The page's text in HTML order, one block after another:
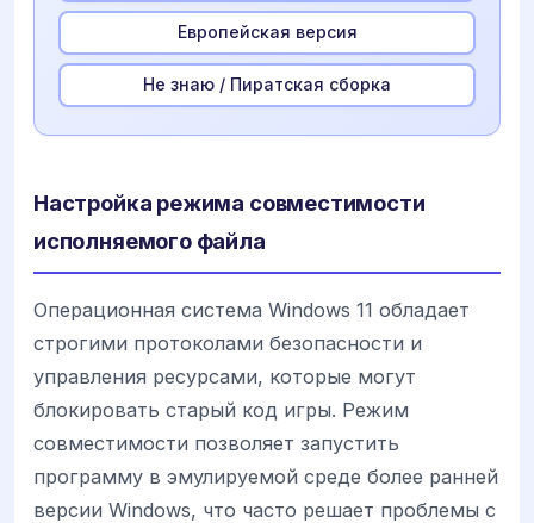
Европейская версия
Не знаю / Пиратская сборка
Настройка режима совместимости
исполняемого файла
Операционная система Windows 11 обладает
строгими протоколами безопасности и
управления ресурсами, которые могут
блокировать старый код игры. Режим
совместимости позволяет запустить
программу в эмулируемой среде более ранней
версии Windows, что часто решает проблемы с